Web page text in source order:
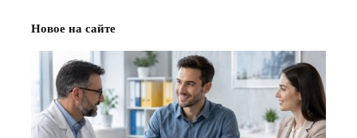
Новое на сайте